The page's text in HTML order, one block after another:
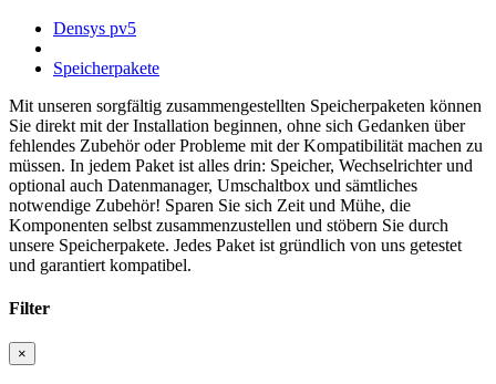
Densys pv5
Speicherpakete
Mit unseren sorgfältig zusammengestellten Speicherpaketen können
Sie direkt mit der Installation beginnen, ohne sich Gedanken über
fehlendes Zubehör oder Probleme mit der Kompatibilität machen zu
müssen. In jedem Paket ist alles drin: Speicher, Wechselrichter und
optional auch Datenmanager, Umschaltbox und sämtliches
notwendige Zubehör! Sparen Sie sich Zeit und Mühe, die
Komponenten selbst zusammenzustellen und stöbern Sie durch
unsere Speicherpakete. Jedes Paket ist gründlich von uns getestet
und garantiert kompatibel.
Filter
×